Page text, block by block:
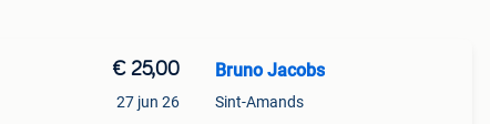
€ 25,00
27 jun 26
Bruno Jacobs
Sint-Amands